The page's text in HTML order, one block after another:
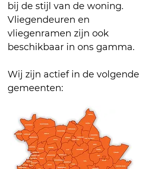
bij de stijl van de woning.
Vliegendeuren en
vliegenramen zijn ook
beschikbaar in ons gamma.
Wij zijn actief in de volgende
gemeenten: